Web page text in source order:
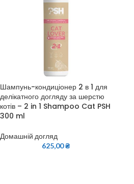
Шампунь-кондиціонер 2 в 1 для
делікатного догляду за шерстю
котів – 2 in 1 Shampoo Cat PSH
300 ml
Домашній догляд
625,00₴